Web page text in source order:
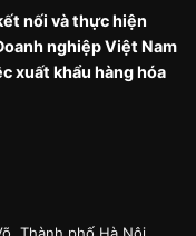
nối và thực hiện
nghiệp Việt Nam
xuất khẩu hàng hóa